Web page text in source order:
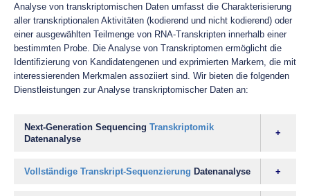
Analyse von transkriptomischen Daten umfasst die Charakterisierung
aller transkriptionalen Aktivitäten (kodierend und nicht kodierend) oder
einer ausgewählten Teilmenge von RNA-Transkripten innerhalb einer
bestimmten Probe. Die Analyse von Transkriptomen ermöglicht die
Identifizierung von Kandidatengenen und exprimierten Markern, die mit
interessierenden Merkmalen assoziiert sind. Wir bieten die folgenden
Dienstleistungen zur Analyse transkriptomischer Daten an:
Next-Generation Sequencing Transkriptomik
Datenanalyse
Vollständige Transkript-Sequenzierung Datenanalyse